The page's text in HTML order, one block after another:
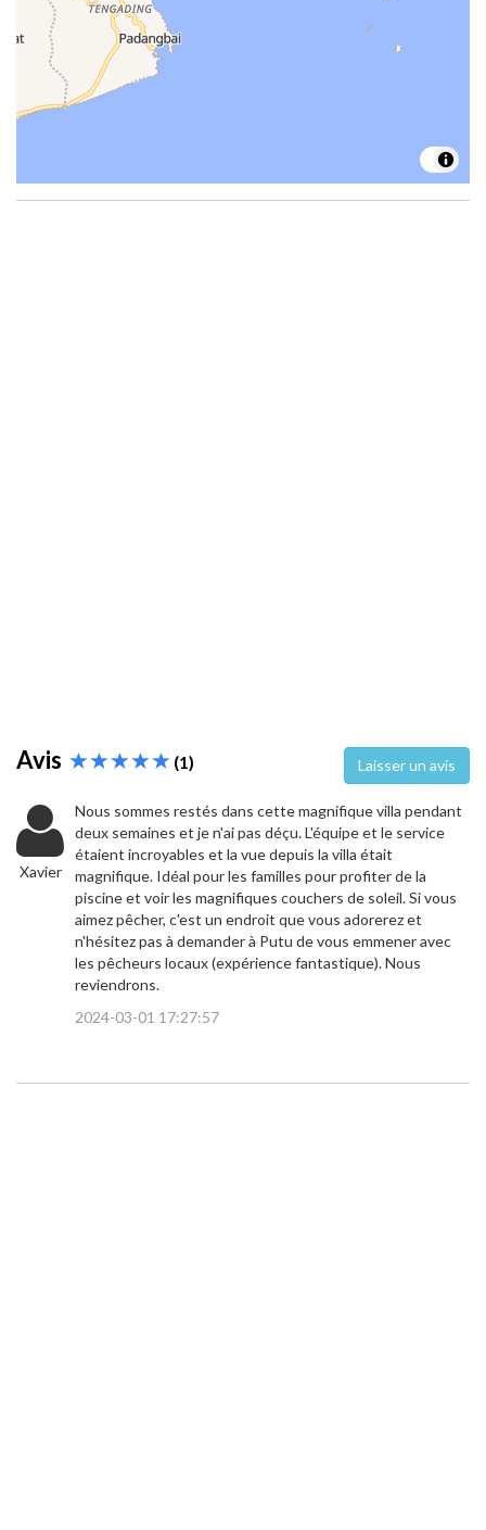
Avis (1) Laisser un avis
Xavier
Nous sommes restés dans cette magnifique villa pendant
deux semaines et je n'ai pas déçu. L'équipe et le service
étaient incroyables et la vue depuis la villa était
magnifique. Idéal pour les familles pour profiter de la
piscine et voir les magnifiques couchers de soleil. Si vous
aimez pêcher, c'est un endroit que vous adorerez et
n'hésitez pas à demander à Putu de vous emmener avec
les pêcheurs locaux (expérience fantastique). Nous
reviendrons.
2024-03-01 17:27:57